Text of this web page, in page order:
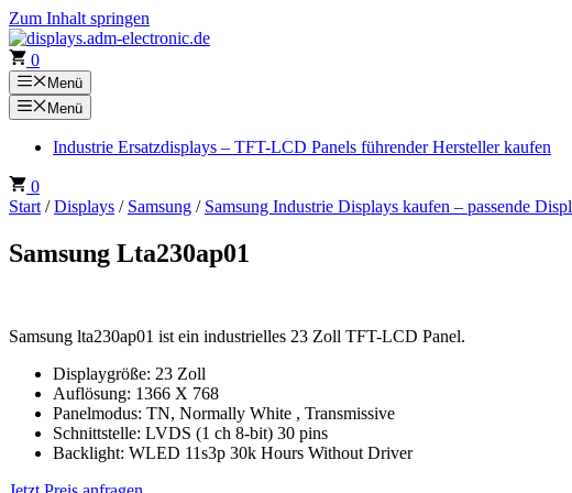
Zum Inhalt springen
0
Menü
Menü
Industrie Ersatzdisplays – TFT-LCD Panels führender Hersteller kaufen
0
Start /Displays / Samsung / Samsung Industrie Displays kaufen – passende
Samsung Lta230ap01
Samsung lta230ap01 ist ein industrielles 23 Zoll TFT-LCD Panel.
Displaygröße: 23 Zoll
Auflösung: 1366 X 768
Panelmodus: TN, Normally White , Transmissive
Schnittstelle: LVDS (1 ch 8-bit) 30 pins
Backlight: WLED 11s3p 30k Hours Without Driver